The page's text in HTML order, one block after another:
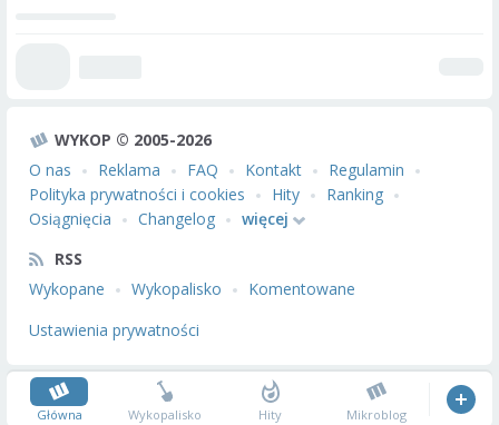
WYKOP © 2005-2026
O nas
Reklama FAQ Kontakt
Regulamin
Polityka prywatności i cookies
Hity
Ranking
Osiągnięcia
Changelog
więcej
RSS
Wykopane
Wykopalisko
Komentowane
Ustawienia prywatności
Główna Wykopalisko Hity Mikroblog